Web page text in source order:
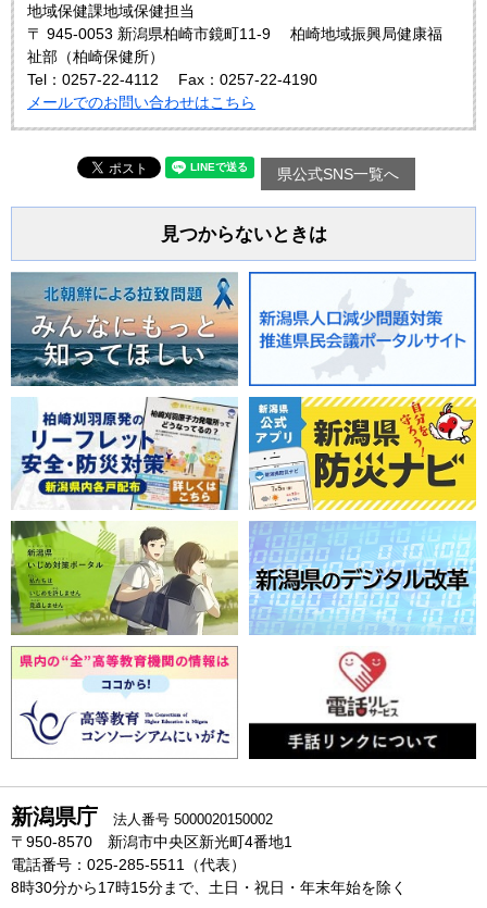
地域保健課地域保健担当
〒 945-0053 新潟県柏崎市鏡町11-9 柏崎地域振興局健康福
祉部（柏崎保健所）
Tel：0257-22-4112
Fax：0257-22-4190
メールでのお問い合わせはこちら
県公式SNS一覧へ
見つからないときは
新潟県庁 法人番号 5000020150002
〒950-8570 新潟市中央区新光町4番地1
電話番号：025-285-5511（代表）
8時30分から17時15分まで、土日・祝日・年末年始を除く